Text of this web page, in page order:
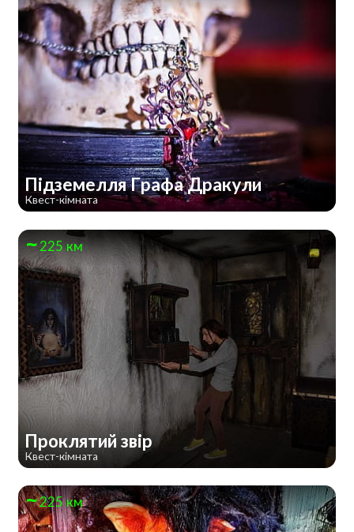
Підземелля Графа Дракули
Квест-кімната
225 км
Проклятий звір
Квест-кімната
225 км